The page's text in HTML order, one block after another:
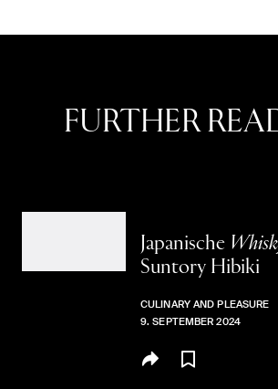
FURTHER
Japanische
Suntory Hibiki
CULINARY AND PLEASURE
9. SEPTEMBER 2024